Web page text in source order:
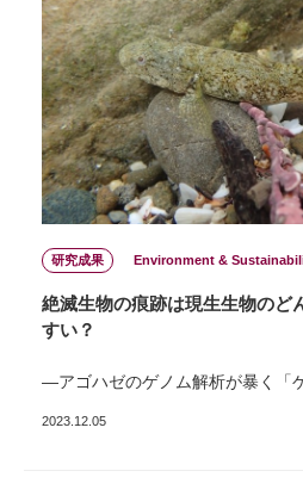
研究成果 Environment &
絶滅生物の痕跡は現生生物のど
すい？
―アゴハゼのゲノム解析が暴く「
2023.12.05